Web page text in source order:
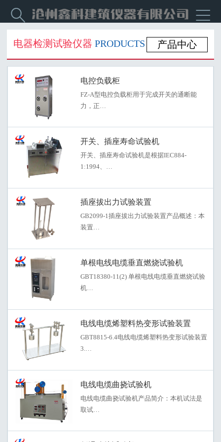


电器检测试验仪器 PRODUCTS 产品中心
电控负载柜
FZ-A型电控负载柜用于完成开关的通断能
力，正…
开关、插座寿命试验机
开关、插座寿命试验机是根据IEC884-
1:1994、…
插座拔出力试验装置
GB2099-1插座拔出力试验装置产品概述：本
装置…
单根电线电缆垂直燃烧试验机
GBT18380-11(2) 单根电线电缆垂直燃烧试验
机…
电线电缆烯塑料热变形试验装置
GBT8815-6.4电线电缆烯塑料热变形试验装置
3.…
电线电缆曲挠试验机
电线电缆曲挠试验机产品简介：本机试法是
取试…